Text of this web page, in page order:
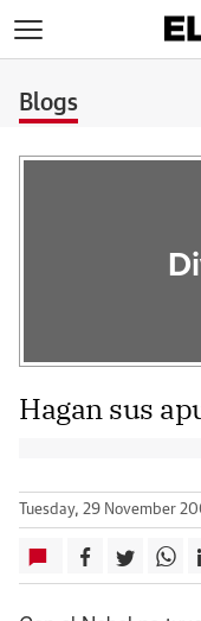
Blogs
Hagan sus
Tuesday, 29 November